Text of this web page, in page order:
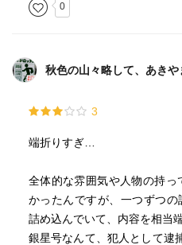
0
秋色の山々略して、あきや
3
端折りすぎ…
全体的な雰囲気や人物の持
かったんですが、一つずつ
詰め込んでいて、内容を相当
銀星号なんて、犯人として逮